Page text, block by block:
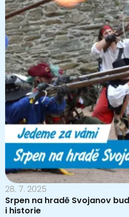
28. 7. 2025
Srpen na hradě Svojanov
i historie